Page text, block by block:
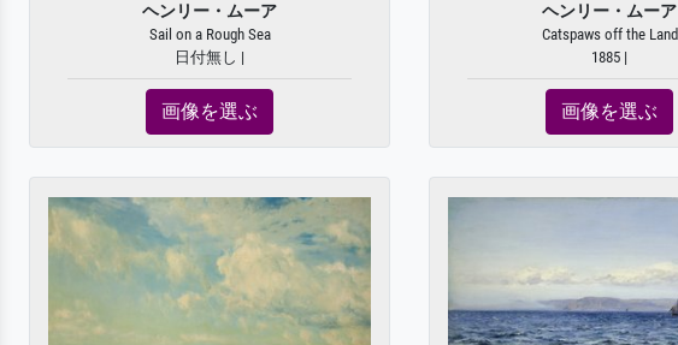
ヘンリー・ムーア
Sail on a Rough Sea
日付無し |
画像を選ぶ
ヘンリー・ムーア
Catspaws off the Land
1885 |
画像を選ぶ